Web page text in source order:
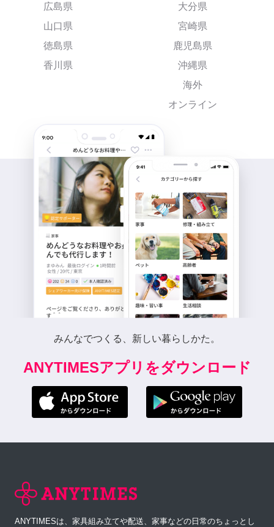
広島県
山口県
徳島県
香川県
大分県
宮崎県
鹿児島県
沖縄県
海外
オンライン
みんなでつくる、新しい暮らしかた。
ANYTIMESアプリをダウンロード
ANYTIMESは、家具組み立てや配送、家事などの日常のちょっとし